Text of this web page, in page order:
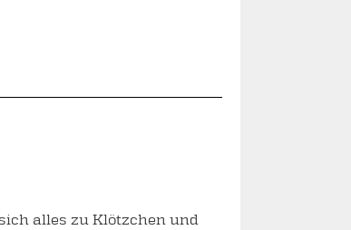
alles zu Klötzchen und